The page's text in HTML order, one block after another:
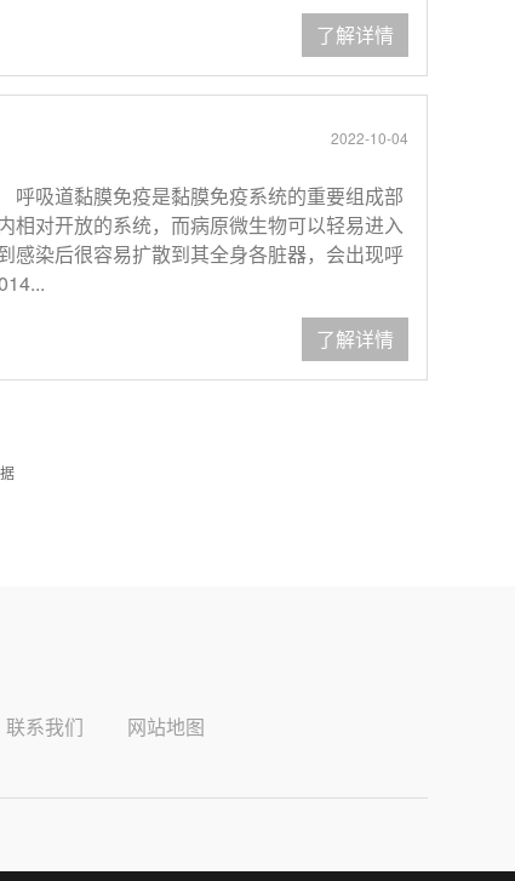
了解详情
2022-10-04
吸道黏膜免疫是黏膜免疫系统的重要组成部
相对开放的系统，而病原微生物可以轻易进入
感染后很容易扩散到其全身各脏器，会出现呼
了解详情
联系我们 网站地图